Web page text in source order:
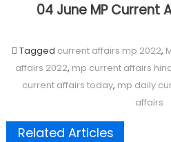
04 June MP Current
Tagged current affairs mp 2022,
affairs 2022, mp current affairs
current affairs today, mp daily
affairs
Related Articles